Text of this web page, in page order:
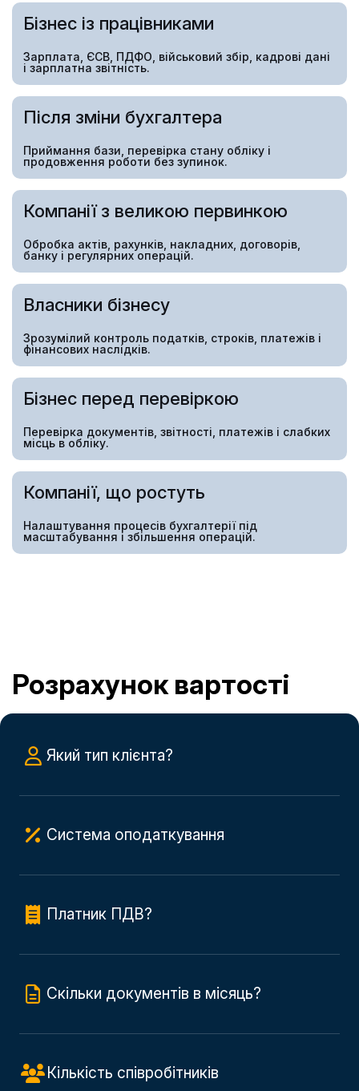
Бізнес із працівниками
Зарплата, ЄСВ, ПДФО, військовий збір, кадрові дані
і зарплатна звітність.
Після зміни бухгалтера
Приймання бази, перевірка стану обліку і
продовження роботи без зупинок.
Компанії з великою первинкою
Обробка актів, рахунків, накладних, договорів,
банку і регулярних операцій.
Власники бізнесу
Зрозумілий контроль податків, строків, платежів і
фінансових наслідків.
Бізнес перед перевіркою
Перевірка документів, звітності, платежів і слабких
місць в обліку.
Компанії, що ростуть
Налаштування процесів бухгалтерії під
масштабування і збільшення операцій.
Розрахунок вартості
Який тип клієнта?
Система оподаткування
Платник ПДВ?
Скільки документів в місяць?
Кількість співробітників